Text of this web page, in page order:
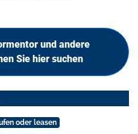
und andere
Sie hier suchen
oder leasen